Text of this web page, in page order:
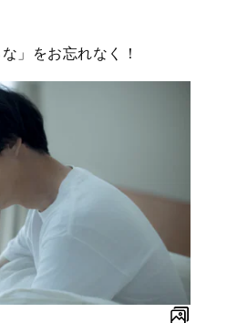
」をお忘れなく！